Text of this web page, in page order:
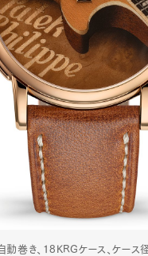
動巻き、18KRGケース、ケース